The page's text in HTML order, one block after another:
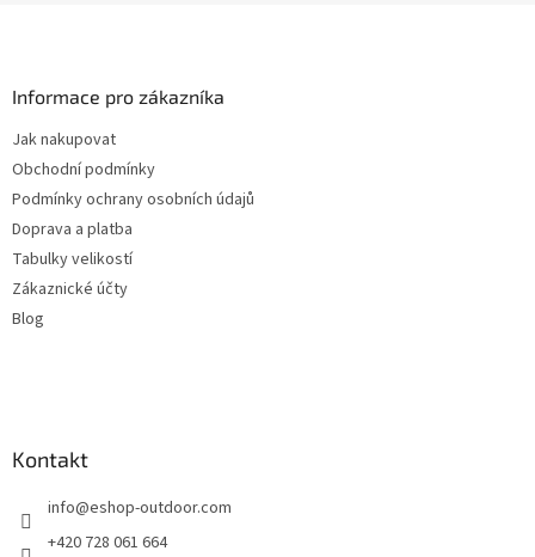
Informace pro zákazníka
Jak nakupovat
Obchodní podmínky
Podmínky ochrany osobních údajů
Doprava a platba
Tabulky velikostí
Zákaznické účty
Blog
Kontakt
info@eshop-outdoor.com
+420 728 061 664